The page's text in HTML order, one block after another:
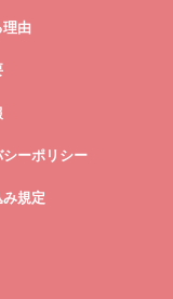
理由
シーポリシー
規定